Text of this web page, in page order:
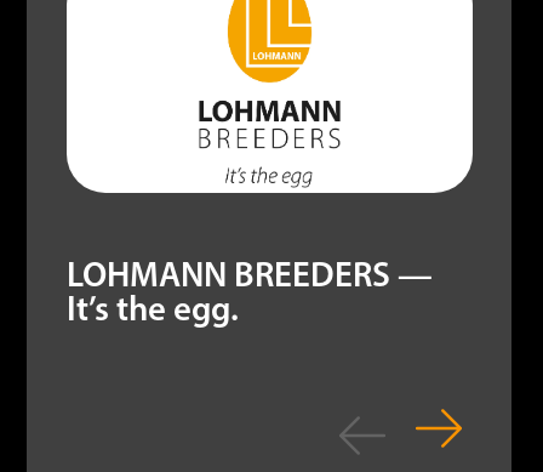
LOHMANN BREEDERS —
It’s the egg.